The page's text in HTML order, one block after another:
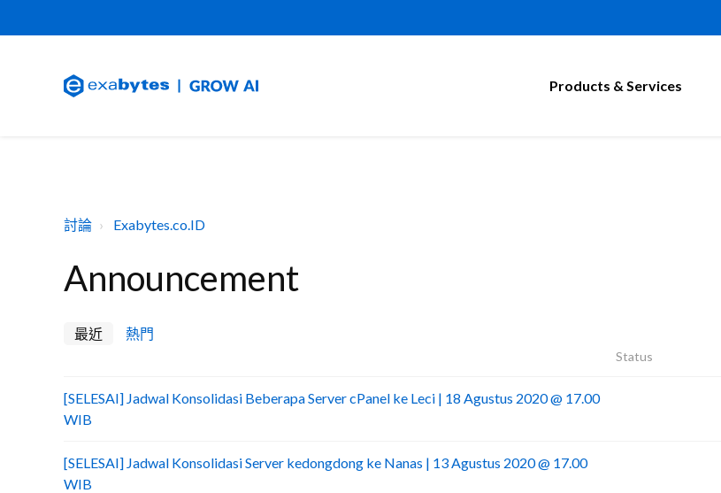
Products & Services
討論 Exabytes.co.ID
Announcement
最近 熱門
Status
[SELESAI] Jadwal Konsolidasi Beberapa Server cPanel ke Leci | 18 Agustus 2020 @ 17.00
WIB
[SELESAI] Jadwal Konsolidasi Server kedongdong ke Nanas | 13 Agustus 2020 @ 17.00
WIB